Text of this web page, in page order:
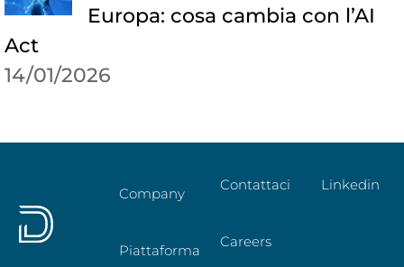
Europa: cosa cambia con l’AI
Act
14/01/2026
Company
Piattaforma
Contattaci
Careers
Linkedin